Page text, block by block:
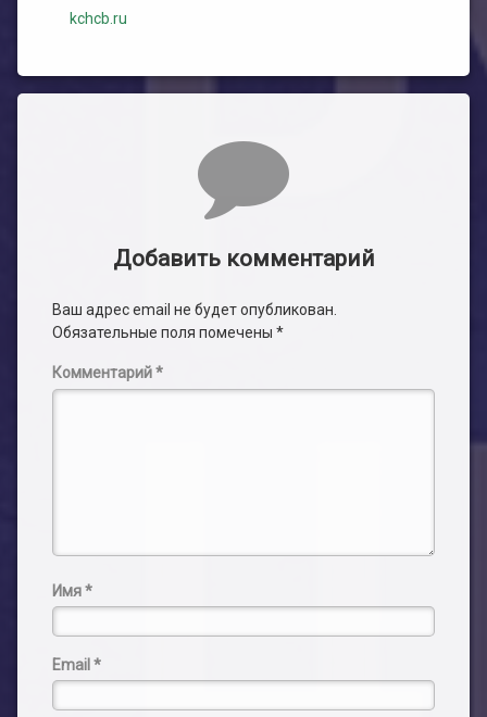
kchcb.ru
Добавить комментарий
Ваш адрес email не будет опубликован.
Обязательные поля помечены *
Комментарий*
Имя*
Email *